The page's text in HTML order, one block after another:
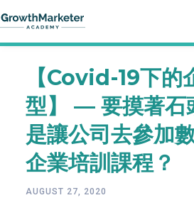
【Covid-19下的
型】 — 要摸著石
是讓公司去參加
企業培訓課程？
AUGUST 27, 2020